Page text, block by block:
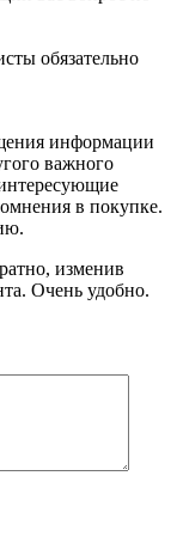
обязательно
информации
важного
в покупке.
изменив
Очень удобно.